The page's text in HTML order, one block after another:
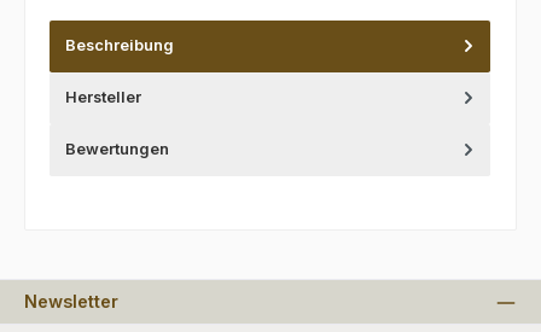
Beschreibung
Hersteller
Bewertungen
Newsletter